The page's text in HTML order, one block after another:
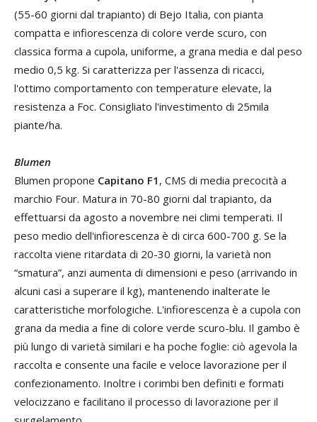
(55-60 giorni dal trapianto) di Bejo Italia, con pianta
compatta e infiorescenza di colore verde scuro, con
classica forma a cupola, uniforme, a grana media e dal peso
medio 0,5 kg. Si caratterizza per l'assenza di ricacci,
l'ottimo comportamento con temperature elevate, la
resistenza a Foc. Consigliato l'investimento di 25mila
piante/ha.
Blumen
Blumen propone Capitano F1 , CMS di media precocità a
marchio Four. Matura in 70-80 giorni dal trapianto, da
effettuarsi da agosto a novembre nei climi temperati. Il
peso medio dell'infiorescenza è di circa 600-700 g. Se la
raccolta viene ritardata di 20-30 giorni, la varietà non
“smatura”, anzi aumenta di dimensioni e peso (arrivando in
alcuni casi a superare il kg), mantenendo inalterate le
caratteristiche morfologiche. L'infiorescenza è a cupola con
grana da media a fine di colore verde scuro-blu. Il gambo è
più lungo di varietà similari e ha poche foglie: ciò agevola la
raccolta e consente una facile e veloce lavorazione per il
confezionamento. Inoltre i corimbi ben definiti e formati
velocizzano e facilitano il processo di lavorazione per il